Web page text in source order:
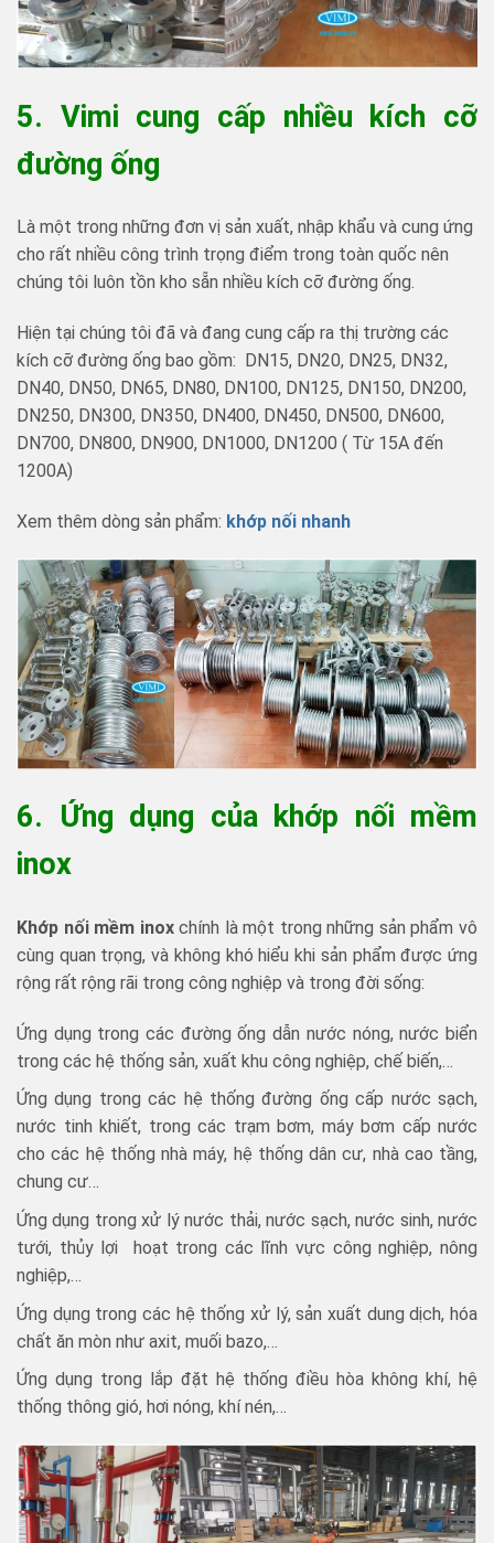
5. Vimi cung cấp nhiều kích cỡ
đường ống
Là một trong những đơn vị sản xuất, nhập khẩu và cung ứng
cho rất nhiều công trình trọng điểm trong toàn quốc nên
chúng tôi luôn tồn kho sẵn nhiều kích cỡ đường ống.
Hiện tại chúng tôi đã và đang cung cấp ra thị trường các
kích cỡ đường ống bao gồm: DN15, DN20, DN25, DN32,
DN40, DN50, DN65, DN80, DN100, DN125, DN150, DN200,
DN250, DN300, DN350, DN400, DN450, DN500, DN600,
DN700, DN800, DN900, DN1000, DN1200 ( Từ 15A đến
1200A)
Xem thêm dòng sản phẩm: khớp nối nhanh
6. Ứng dụng của khớp nối mềm
inox
Khớp nối mềm inoxchính là một trong những sản phẩm vô
cùng quan trọng, và không khó hiểu khi sản phẩm được ứng
rộng rất rộng rãi trong công nghiệp và trong đời sống:
Ứng dụng trong các đường ống dẫn nước nóng, nước biển
trong các hệ thống sản, xuất khu công nghiệp, chế biến,…
Ứng dụng trong các hệ thống đường ống cấp nước sạch,
nước tinh khiết, trong các trạm bơm, máy bơm cấp nước
cho các hệ thống nhà máy, hệ thống dân cư, nhà cao tầng,
chung cư…
Ứng dụng trong xử lý nước thải, nước sạch, nước sinh, nước
tưới, thủy lợi hoạt trong các lĩnh vực công nghiệp, nông
nghiệp,…
Ứng dụng trong các hệ thống xử lý, sản xuất dung dịch, hóa
chất ăn mòn như axit, muối bazo,…
Ứng dụng trong lắp đặt hệ thống điều hòa không khí, hệ
thống thông gió, hơi nóng, khí nén,…